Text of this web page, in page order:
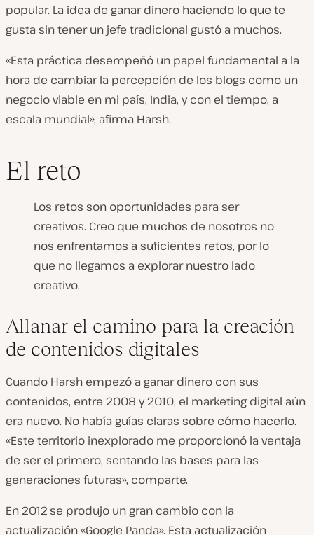
popular. La idea de ganar dinero haciendo lo que te
gusta sin tener un jefe tradicional gustó a muchos.
«Esta práctica desempeñó un papel fundamental a la
hora de cambiar la percepción de los blogs como un
negocio viable en mi país, India, y con el tiempo, a
escala mundial», afirma Harsh.
El reto
Los retos son oportunidades para ser
creativos. Creo que muchos de nosotros no
nos enfrentamos a suficientes retos, por lo
que no llegamos a explorar nuestro lado
creativo.
Allanar el camino para la creación
de contenidos digitales
Cuando Harsh empezó a ganar dinero con sus
contenidos, entre 2008 y 2010, el marketing digital aún
era nuevo. No había guías claras sobre cómo hacerlo.
«Este territorio inexplorado me proporcionó la ventaja
de ser el primero, sentando las bases para las
generaciones futuras», comparte.
En 2012 se produjo un gran cambio con la
actualización «Google Panda». Esta actualización